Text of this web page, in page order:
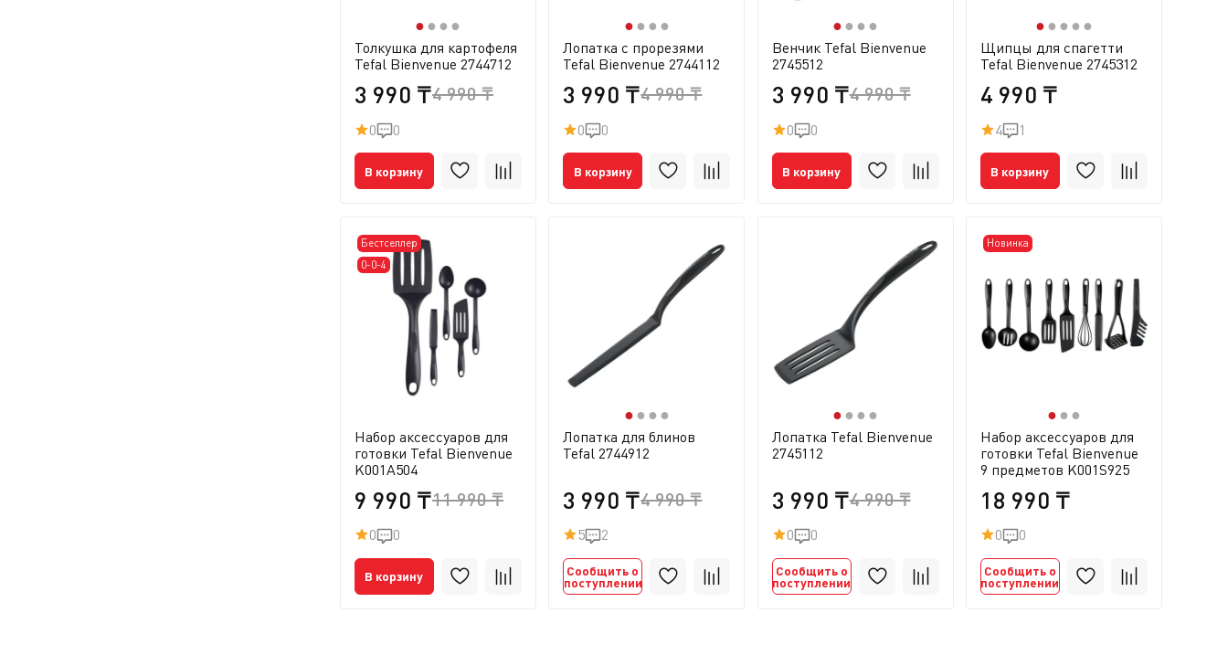
●● ● ●
Толкушка для картофеля
Tefal Bienvenue 2744712
3 990 ₸4 990 ₸
0 0
В корзину
●● ● ●
Лопатка с прорезями
Tefal Bienvenue 2744112
3 990 ₸4 990 ₸
0 0
В корзину
●● ● ●
Венчик Tefal Bienvenue
2745512
3 990 ₸4 990 ₸
0 0
В корзину
●● ● ● ●
Щипцы для спагетти
Tefal Bienvenue 2745312
4 990 ₸
4 1
В корзину
Бестселлер
0-0-4
Набор аксессуаров для
готовки Tefal Bienvenue
K001A504
9 990 ₸11 990 ₸
0 0
В корзину
●● ● ●
Лопатка для блинов
Tefal 2744912
3 990 ₸4 990 ₸
5 2
Сообщить о
поступлении
●● ● ●
Лопатка Tefal Bienvenue
2745112
3 990 ₸4 990 ₸
0 0
Сообщить о
поступлении
Новинка
●● ●
Набор аксессуаров для
готовки Tefal Bienvenue
9 предметов K001S925
18 990 ₸
0 0
Сообщить о
поступлении